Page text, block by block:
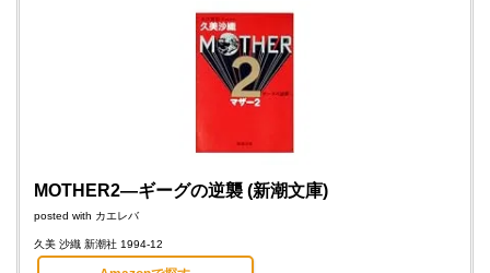
MOTHER2―ギーグの逆襲 (新潮文庫)
posted with カエレバ
久美 沙織 新潮社 1994-12